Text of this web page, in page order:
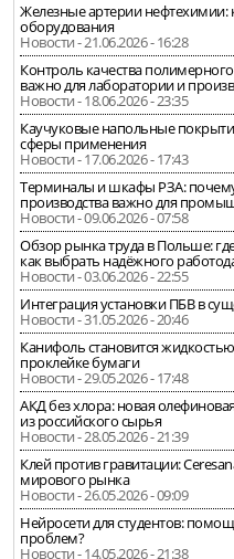
Железные артерии нефтехимии:
оборудования
Новости - 21.06.2026 - 16:28
Контроль качества
важно для лаборатории и
Новости - 18.06.2026 - 23:35
Каучуковые напольные
сферы применения
Новости - 17.06.2026 - 17:43
Терминалы и шкафы РЗА: почему
производства важно для
Новости - 09.06.2026 - 07:58
Обзор рынка труда в Польше:
как выбрать надёжного
Новости - 03.06.2026 - 22:55
Интеграция установки ПБВ в
Новости - 31.05.2026 - 20:46
Канифоль становится
проклейке бумаги
Новости - 29.05.2026 - 17:48
АКД без хлора: новая
из российского сырья
Новости - 28.05.2026 - 21:39
Клей против гравитации:
мирового рынка
Новости - 26.05.2026 - 09:09
Нейросети для студентов:
проблем?
Новости - 14.05.2026 - 21:38